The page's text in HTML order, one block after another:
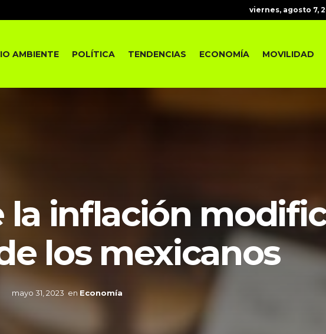
viernes, agosto 7,
AMBIENTE POLÍTICA TENDENCIAS ECONOMÍA MOVILIDAD
inflación
los mexicanos
mayo 31, 2023 en Economía